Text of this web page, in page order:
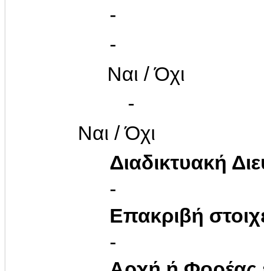
-
-
Ναι / Όχι
-
Ναι / Όχι
Διαδικτυακή
-
Επακριβή
-